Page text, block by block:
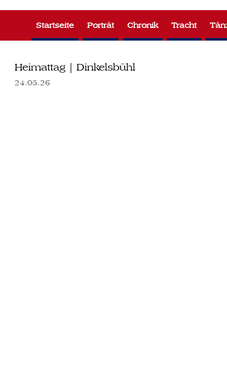
Startseite Porträt Chronik Tracht
Heimattag | Dinkelsbühl
24.05.26